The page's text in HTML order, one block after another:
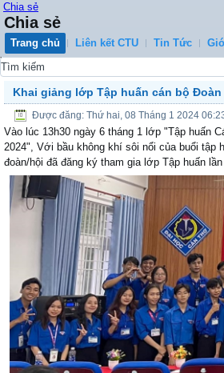
Chia sẻ
Chia sẻ
Trang chủ Liên kết CTU Tin Tức
0
Khai giảng lớp Tập huấn cán bộ Đoàn
Được đăng: Thứ hai, 08 Tháng 1 2024
Vào lúc 13h30 ngày 6 tháng 1 lớp "Tập huấn
2024", Với bầu không khí sôi nổi của buổi tập
đoàn/hội đã đăng ký tham gia lớp Tập huấn lần